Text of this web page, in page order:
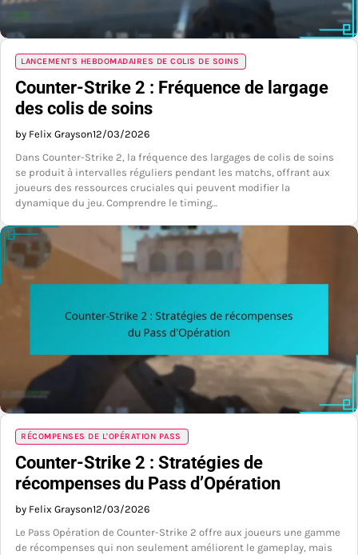
LANCEMENTS HEBDOMADAIRES DE COLIS DE SOINS
Counter-Strike 2 : Fréquence de largage
des colis de soins
by Felix Grayson12/03/2026
Dans Counter-Strike 2, la fréquence des largages de colis de soins
se produit à intervalles réguliers pendant les matchs, offrant aux
joueurs des ressources cruciales qui peuvent modifier la
dynamique du jeu. Comprendre le timing…
RÉCOMPENSES DE L'OPÉRATION PASS
Counter-Strike 2 : Stratégies de
récompenses du Pass d’Opération
by Felix Grayson12/03/2026
Le Pass Opération de Counter-Strike 2 offre aux joueurs une gamme
de récompenses qui non seulement améliorent le gameplay, mais